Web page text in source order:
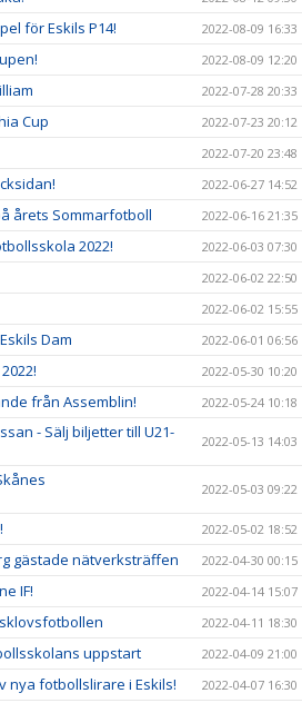
för Eskils P14! 2022-08-09 16:33
2022-08-09 12:20
2022-07-28 20:33
Cup 2022-07-23 20:12
2022-07-20 23:48
2022-06-27 14:52
årets Sommarfotboll 2022-06-16 21:35
2022! 2022-06-03 07:30
2022-06-02 22:50
2022-06-02 15:55
Dam 2022-06-01 06:56
2022-05-30 10:20
från Assemblin! 2022-05-24 10:18
- Sälj biljetter till U21-
2022-05-13 14:03
2022-05-03 09:22
2022-05-02 18:52
gästade nätverksträffen 2022-04-30 00:15
IF! 2022-04-14 15:07
2022-04-11 18:30
uppstart 2022-04-09 21:00
nya fotbollslirare i Eskils! 2022-04-07 16:30